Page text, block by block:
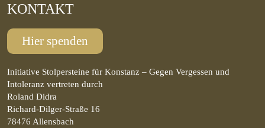
KONTAKT
Hier spenden
Initiative Stolpersteine für Konstanz – Gegen Vergessen und
Intoleranz vertreten durch
Roland Didra
Richard-Dilger-Straße 16
78476 Allensbach